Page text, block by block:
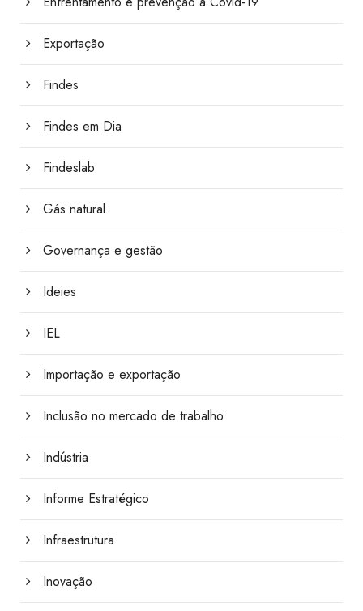
Exportação
Findes
Findes em Dia
Findeslab
Gás natural
Governança e gestão
Ideies
IEL
Importação e exportação
Inclusão no mercado de trabalho
Indústria
Informe Estratégico
Infraestrutura
Inovação